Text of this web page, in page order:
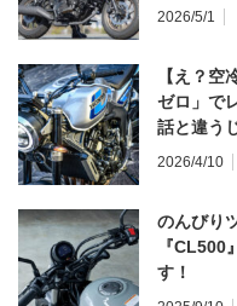
2026/5/1
【え？
ゼロ」で
話と違う
てならず
2026/4/10
のんびり
『CL500
す！